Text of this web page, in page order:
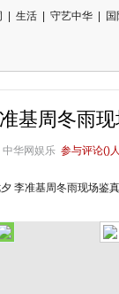
生活 守艺中华
基周冬雨
中华网娱乐 参与评论()人